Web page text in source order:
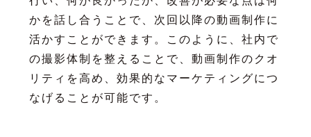
かを話し合うことで、次回以降の動画制作に
活かすことができます。このように、社内で
の撮影体制を整えることで、動画制作のクオ
リティを高め、効果的なマーケティングにつ
なげることが可能です。